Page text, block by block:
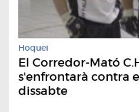
Hoquei
El Corredor-Mató
s'enfrontarà contra
dissabte